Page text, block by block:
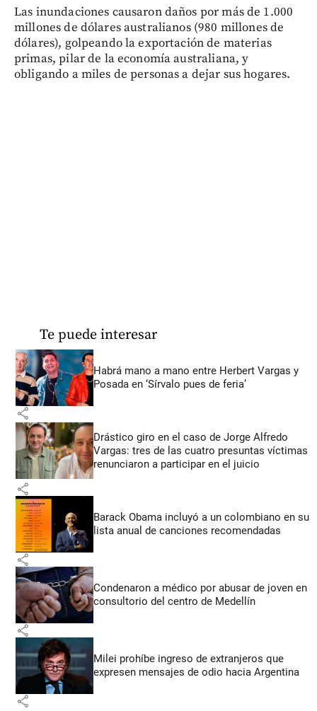
Las inundaciones causaron daños por más de 1.000
millones de dólares australianos (980 millones de
dólares), golpeando la exportación de materias
primas, pilar de la economía australiana, y
obligando a miles de personas a dejar sus hogares.
Te puede interesar
Habrá mano a mano entre Herbert Vargas y
Posada en ‘Sírvalo pues de feria’
share
Drástico giro en el caso de Jorge Alfredo
Vargas: tres de las cuatro presuntas víctimas
renunciaron a participar en el juicio
share
Barack Obama incluyó a un colombiano en su
lista anual de canciones recomendadas
share
Condenaron a médico por abusar de joven en
consultorio del centro de Medellín
share
Milei prohíbe ingreso de extranjeros que
expresen mensajes de odio hacia Argentina
share